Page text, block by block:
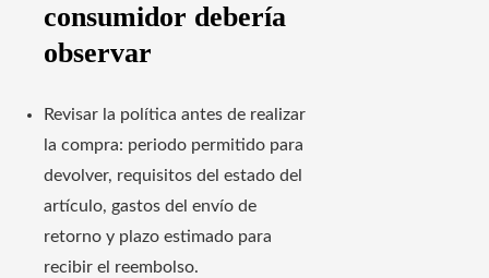
consumidor debería
observar
Revisar la política antes de realizar
la compra: periodo permitido para
devolver, requisitos del estado del
artículo, gastos del envío de
retorno y plazo estimado para
recibir el reembolso.